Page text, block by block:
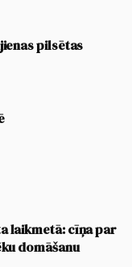
pilsētas
laikmetā: cīņa par
domāšanu